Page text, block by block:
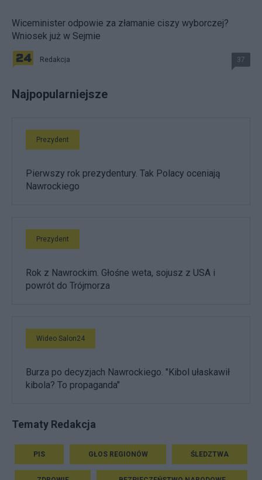
Wiceminister odpowie za złamanie ciszy wyborczej?
Wniosek już w Sejmie
Redakcja 37
Najpopularniejsze
Prezydent
Pierwszy rok prezydentury. Tak Polacy oceniają
Nawrockiego
Prezydent
Rok z Nawrockim. Głośne weta, sojusz z USA i
powrót do Trójmorza
Wideo Salon24
Burza po decyzjach Nawrockiego. "Kibol ułaskawił
kibola? To propaganda"
Tematy Redakcja
PIS GŁOS REGIONÓW ŚLEDZTWA